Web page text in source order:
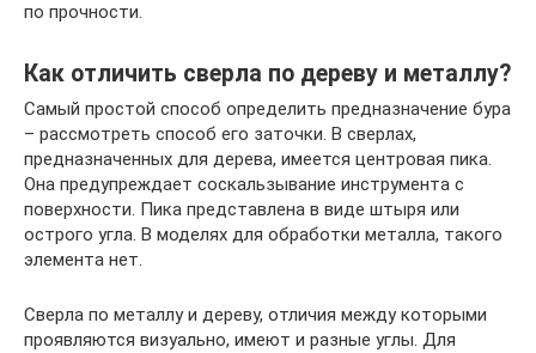
по прочности.
Как отличить сверла по дереву и металлу?
Самый простой способ определить предназначение бура
– рассмотреть способ его заточки. В сверлах,
предназначенных для дерева, имеется центровая пика.
Она предупреждает соскальзывание инструмента с
поверхности. Пика представлена в виде штыря или
острого угла. В моделях для обработки металла, такого
элемента нет.
Сверла по металлу и дереву, отличия между которыми
проявляются визуально, имеют и разные углы. Для